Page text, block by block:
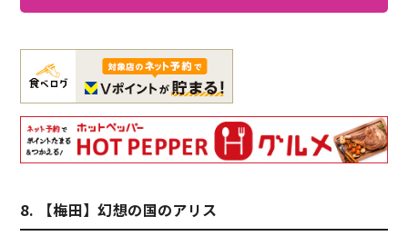
8. 【梅田】幻想の国のアリス